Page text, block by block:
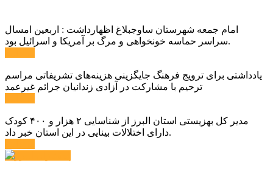
امام جمعه شهرستان ساوجبلاغ اظهارداشت : اربعین امسال
سراسر حماسه خونخواهی و مرگ بر آمریکا و اسرائیل بود.
یادداشتی برای ترویج فرهنگ جایگزینی هزینه‌های تشریفاتی مراسم
ترحیم با مشارکت در آزادی زندانیان جرائم غیرعمد
مدیر کل بهزیستی استان البرز از شناسایی ۲ هزار و ۴۰۰ کودک
دارای اختلالات بینایی در این استان خبر داد.